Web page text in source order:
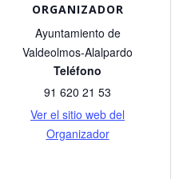
ORGANIZADOR
Ayuntamiento de
Valdeolmos-Alalpardo
Teléfono
91 620 21 53
Ver el sitio web del
Organizador